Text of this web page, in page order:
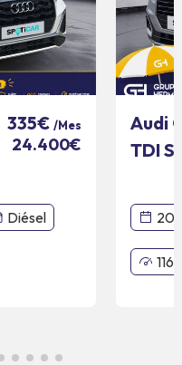
335€ /Mes
24.400€
Diésel
Audi
TDI